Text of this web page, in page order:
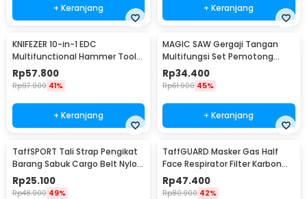
+ Keranjang + Keranjang
KNIFEZER 10-in-1 EDC
Multifunctional Hammer Tool
for Camping Survival - WL-
9003
Rp57.800
Rp97.900 41%
+ Keranjang
MAGIC SAW Gergaji Tangan
Multifungsi Set Pemotong
Kayu Besi
Rp34.400
Rp61.900 45%
+ Keranjang
TaffSPORT Tali Strap Pengikat
Barang Sabuk Cargo Belt Nylon
5M - XR2
Rp25.100
Rp48.900 49%
TaffGUARD Masker Gas Half
Face Respirator Filter Karbon
Aktif KN95 - 6200
Rp47.400
Rp80.900 42%